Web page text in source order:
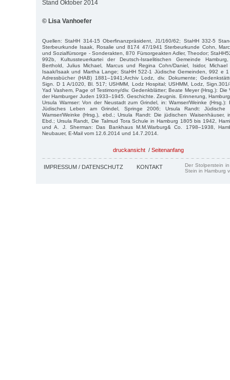
Stand Oktober 2014
© Lisa Vanhoefer
Quellen: StaHH 314-15 Oberfinanzpräsident, J1/160/62; StaHH 332-5
Sterbeurkunde Isaak, Rosalie und 8174 47/1941 Sterbeurkunde Cohn,
und Sozialfürsorge - Sonderakten, 870 Fürsorgeakten Adler, Theodor;
992b, Kultussteuerkartei der Deutsch-Israelitischen Gemeinde
Berthold, Julius Michael, Marcus und Regina Cohn/Daniel, Isidor,
Isaak/Isaak und Martha Lange; StaHH 522-1 Jüdische Gemeinden, 992 e
Adressbücher (HAB) 1881–1941;Archiv Lodz, div. Dokumente;
Sign. D 1 A/1020, Bl. 517; USHMM, Lodz Hospital; USHMM, Lodz,
Yad Vashem, Page of Testimony/div. Gedenkblätter; Beate Meyer (Hrsg.):
der Hamburger Juden 1933–1945. Geschichte. Zeugnis. Erinnerung,
Ursula Wamser: Von der Neustadt zum Grindel, in: Wamser/Weinke (Hrsg.):
Jüdisches Leben am Grindel, Springe 2006; Ursula Randt:
Wamser/Weinke (Hrsg.), ebd.; Ursula Randt: Die jüdischen Waisenhäuser,
Ebd.; Ursula Randt, Die Talmud Tora Schule in Hamburg 1805 bis 1942,
und A. J. Sherman: Das Bankhaus M.M.Warburg& Co. 1798–1938,
Neubauer, E-Mail vom 12.6.2014 und 14.7.2014.
druckansicht / Seitenanfang
IMPRESSUM / DATENSCHUTZ KONTAKT
Der Stolperstein
Stein in Hamburg